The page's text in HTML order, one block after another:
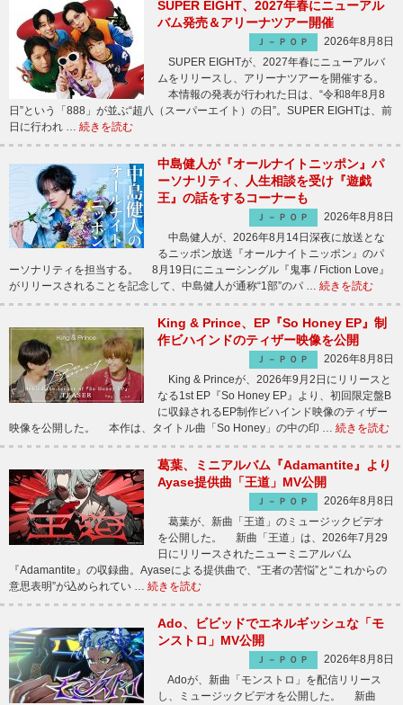
SUPER EIGHT、2027年春にニューアル
バム発売＆アリーナツアー開催
Ｊ－ＰＯＰ
2026年8月8日
SUPER EIGHTが、2027年春にニューアルバ
ムをリリースし、アリーナツアーを開催する。
本情報の発表が行われた日は、“令和8年8月8
日”という「888」が並ぶ“超八（スーパーエイト）の日”。SUPER EIGHTは、前
日に行われ … 続きを読む
中島健人が『オールナイトニッポン』パ
ーソナリティ、人生相談を受け『遊戯
王』の話をするコーナーも
Ｊ－ＰＯＰ
2026年8月8日
中島健人が、2026年8月14日深夜に放送とな
るニッポン放送『オールナイトニッポン』のパ
ーソナリティを担当する。 8月19日にニューシングル『鬼事 / Fiction Love』
がリリースされることを記念して、中島健人が通称“1部”のパ … 続きを読む
King & Prince、EP『So Honey EP』制
作ビハインドのティザー映像を公開
Ｊ－ＰＯＰ
2026年8月8日
King & Princeが、2026年9月2日にリリースと
なる1st EP『So Honey EP』より、初回限定盤B
に収録されるEP制作ビハインド映像のティザー
映像を公開した。 本作は、タイトル曲「So Honey」の中の印 … 続きを読む
葛葉、ミニアルバム『Adamantite』より
Ayase提供曲「王道」MV公開
Ｊ－ＰＯＰ
2026年8月8日
葛葉が、新曲「王道」のミュージックビデオ
を公開した。 新曲「王道」は、2026年7月29
日にリリースされたニューミニアルバム
『Adamantite』の収録曲。Ayaseによる提供曲で、“王者の苦悩”と“これからの
意思表明”が込められてい … 続きを読む
Ado、ビビッドでエネルギッシュな「モ
ンストロ」MV公開
Ｊ－ＰＯＰ
2026年8月8日
Adoが、新曲「モンストロ」を配信リリース
し、ミュージックビデオを公開した。 新曲